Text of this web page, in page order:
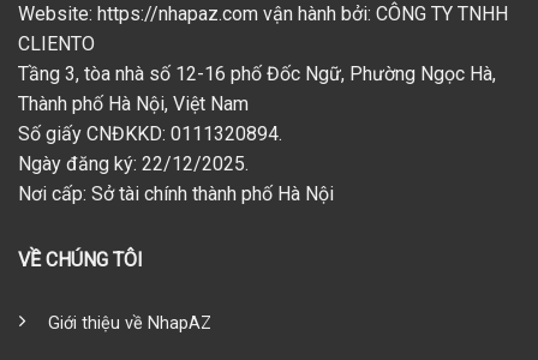
Website: https://nhapaz.com vận hành bởi: CÔNG TY TNHH
CLIENTO
Tầng 3, tòa nhà số 12-16 phố Đốc Ngữ, Phường Ngọc Hà,
Thành phố Hà Nội, Việt Nam
Số giấy CNĐKKD: 0111320894.
Ngày đăng ký: 22/12/2025.
Nơi cấp: Sở tài chính thành phố Hà Nội
VỀ CHÚNG TÔI
Giới thiệu về NhapAZ